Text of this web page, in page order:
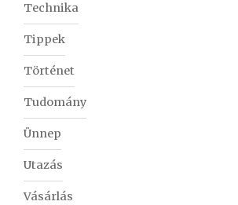
Technika
Tippek
Történet
Tudomány
Ünnep
Utazás
Vásárlás